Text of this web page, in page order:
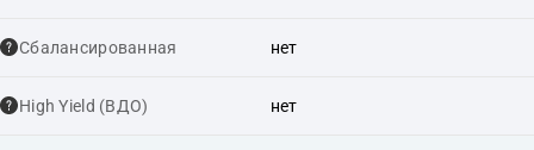
Сбалансированная нет
High Yield (ВДО) нет